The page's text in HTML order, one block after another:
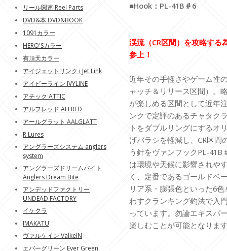
■Hook：PL-41B＃6
渓流（CR区間）を攻略する
参上！
近年その手軽さやゲーム性
ャッチ＆リリース区間）。
が楽しめる区間として近年
ンクで定評のあるチャタク
トをダブルリングにするオ
げバラシを軽減し、CR区
う針をヴァンフックPL-
は環境や天候に影響されや
く、定番であるゴールドベ
リア系・膨張色といった6
わすクランキング釣法で入
っています。勿論エキスパ
楽しむことが可能となりま
リール関連 Reel Parts
DVD&本 DVD&BOOK
1091カラー
HERO'Sカラー
有頂天カラー
アイジェットリンク i Jet Link
アイビーライン IVYLINE
アチック ATTIC
アルフレッド ALFRED
アールグラット AALGLATT
R Lures
アングラーズシステム anglers
system
アングラーズドリームバイト
Anglers Dream Bite
アンデッドファクトリー
UNDEAD FACTORY
イケクラ
IMAKATU
ヴァルケイン ValkeIN
エバーグリーン Ever Green